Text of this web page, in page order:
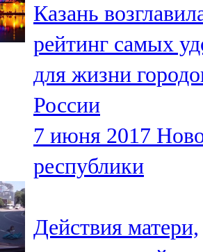
102,3 FM
Яңа чишмә
107,0 FM
Яр Чаллы
105,5 FM
Казань
рейтинг самых
для жизни
России
7 июня 2017
республики
Действия матери,